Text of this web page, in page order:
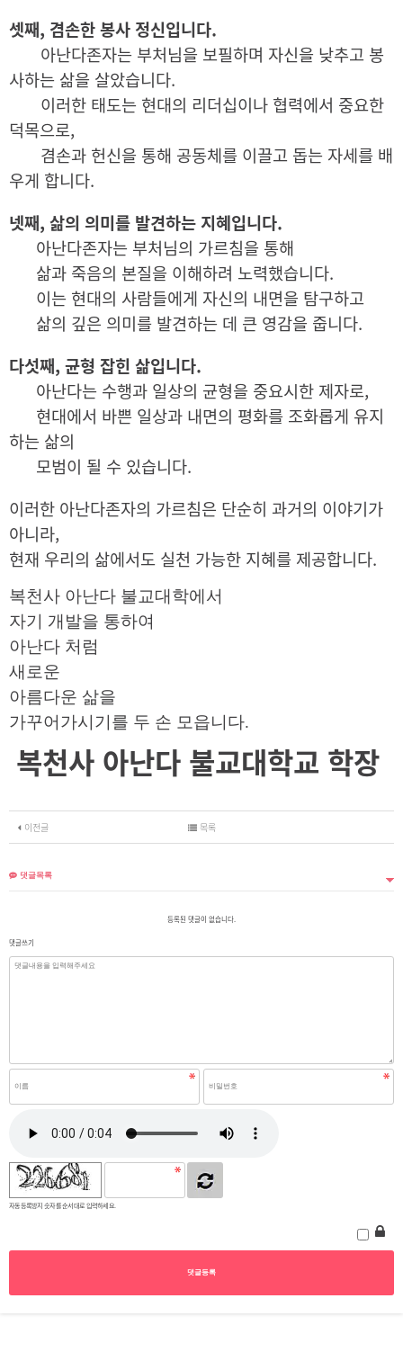
셋째, 겸손한 봉사 정신입니다.
아난다존자는 부처님을 보필하며 자신을 낮추고 봉
사하는 삶을 살았습니다.
이러한 태도는 현대의 리더십이나 협력에서 중요한
덕목으로,
겸손과 헌신을 통해 공동체를 이끌고 돕는 자세를 배
우게 합니다.
넷째, 삶의 의미를 발견하는 지혜입니다.
아난다존자는 부처님의 가르침을 통해
삶과 죽음의 본질을 이해하려 노력했습니다.
이는 현대의 사람들에게 자신의 내면을 탐구하고
삶의 깊은 의미를 발견하는 데 큰 영감을 줍니다.
다섯째, 균형 잡힌 삶입니다.
아난다는 수행과 일상의 균형을 중요시한 제자로,
현대에서 바쁜 일상과 내면의 평화를 조화롭게 유지
하는 삶의
모범이 될 수 있습니다.
이러한 아난다존자의 가르침은 단순히 과거의 이야기가
아니라,
현재 우리의 삶에서도 실천 가능한 지혜를 제공합니다.
복천사 아난다 불교대학에서
자기 개발을 통하여
아난다 처럼
새로운
아름다운 삶을
가꾸어가시기를 두 손 모읍니다.
복천사 아난다 불교대학교 학장
이전글 목록
댓글목록
등록된 댓글이 없습니다.
댓글쓰기
자동등록방지 숫자를 순서대로 입력하세요.